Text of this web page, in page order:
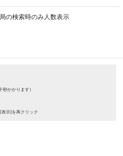
の検索時のみ人数表示
秒かかります）
示]を再クリック